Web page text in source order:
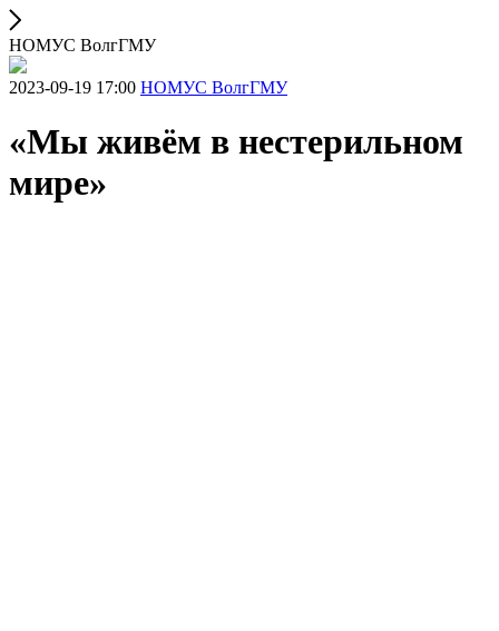
НОМУС ВолгГМУ
2023-09-19 17:00 НОМУС ВолгГМУ
«Мы живём в нестерильном
мире»